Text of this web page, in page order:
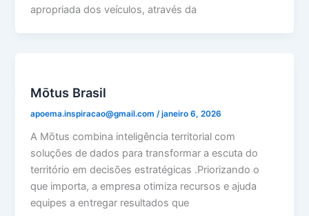
apropriada dos veículos, através da
Mōtus Brasil
apoema.inspiracao@gmail.com/janeiro 6, 2026
A Mōtus combina inteligência territorial com
soluções de dados para transformar a escuta do
território em decisões estratégicas .Priorizando o
que importa, a empresa otimiza recursos e ajuda
equipes a entregar resultados que